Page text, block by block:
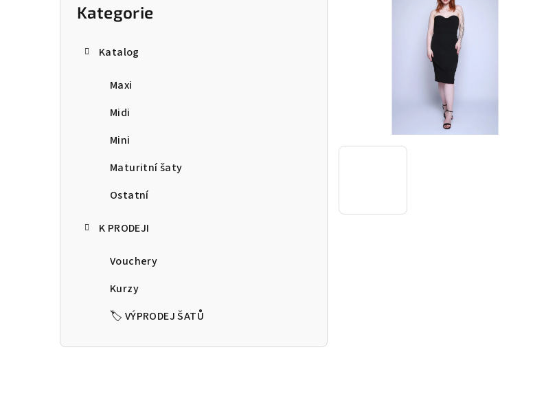
Přeskočit
kategorie
Kategorie
Katalog
Maxi
Midi
Mini
Maturitní šaty
Ostatní
K PRODEJI
Vouchery
Kurzy
🏷️ VÝPRODEJ ŠATŮ